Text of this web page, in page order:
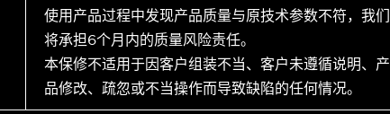
使用产品过程中发现产品质量与原技术参数不符，我们
将承担6个月内的质量风险责任。
本保修不适用于因客户组装不当、客户未遵循说明、产
品修改、疏忽或不当操作而导致缺陷的任何情况。